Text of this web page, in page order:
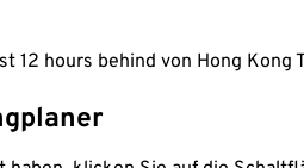
12 hours behind von Hong Kong